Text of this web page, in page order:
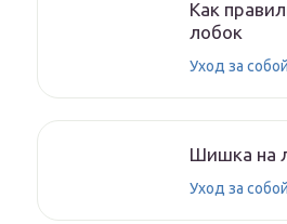
Как
лобок
Уход за собой
Шишка на
Уход за собой